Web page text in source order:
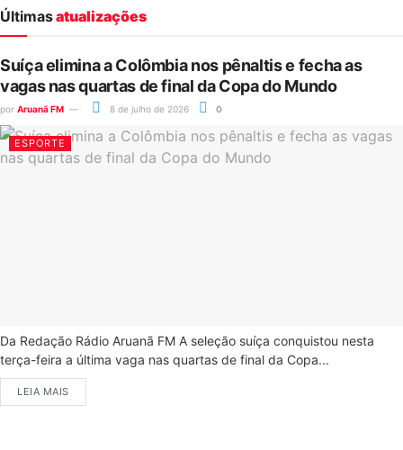
Últimasatualizações
Suíça elimina a Colômbia nos pênaltis e fecha as
vagas nas quartas de final da Copa do Mundo
por Aruanã FM 8 de julho de 2026 0
ESPORTE
Da Redação Rádio Aruanã FM A seleção suíça conquistou nesta
terça-feira a última vaga nas quartas de final da Copa...
LEIA MAIS